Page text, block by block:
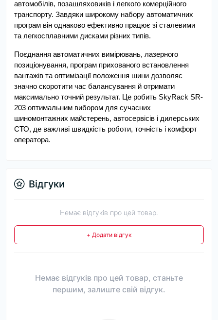
автомобілів, позашляховиків і легкого комерційного
транспорту. Завдяки широкому набору автоматичних
програм він однаково ефективно працює зі сталевими
та легкосплавними дисками різних типів.
Поєднання автоматичних вимірювань, лазерного
позиціонування, програм прихованого встановлення
вантажів та оптимізації положення шини дозволяє
значно скоротити час балансування й отримати
максимально точний результат. Це робить SkyRack SR-
203 оптимальним вибором для сучасних
шиномонтажних майстерень, автосервісів і дилерських
СТО, де важливі швидкість роботи, точність і комфорт
оператора.
Відгуки
Немає відгуків про цей товар.
+ Додати відгук
Немає відгуків про цей товар, станьте
першим, залиште свій відгук.